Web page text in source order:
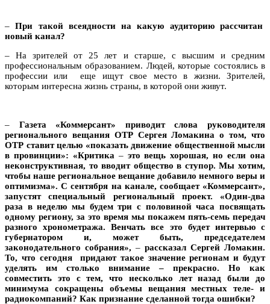
–При такой всеядности на какую аудиторию рассчитан
новый канал?
– На зрителей от 25 лет и старше, с высшим и средним
профессиональным образованием. Людей, которые состоялись в
профессии или еще ищут свое место в жизни. Зрителей,
которым интересна жизнь страны, в которой они живут.
– Газета «Коммерсант» приводит слова руководителя
регионального вещания ОТР Сергея Ломакина о том, что
ОТР ставит целью «показать движение общественной мысли
в провинции»: «Критика –это вещь хорошая, но если она
неконструктивная, то вводит общество в ступор. Мы хотим,
чтобы наше региональное вещание добавило немного веры и
оптимизма». С сентября на канале, сообщает «Коммерсант»,
запустят специальный региональный проект. «Один-два
раза в неделю мы будем три с половиной часа посвящать
одному региону, за это время мы покажем пять-семь передач
разного хронометража. Венчать все это будет интервью с
губернатором и, может быть, председателем
законодательного собрания», – рассказал Сергей Ломакин.
То, что сегодня придают такое значение регионам и будут
уделять им столько внимание – прекрасно. Но как
совместить это с тем, что несколько лет назад были до
минимума сокращены объемы вещания местных теле- и
радиокомпаний? Как признание сделанной тогда ошибки?